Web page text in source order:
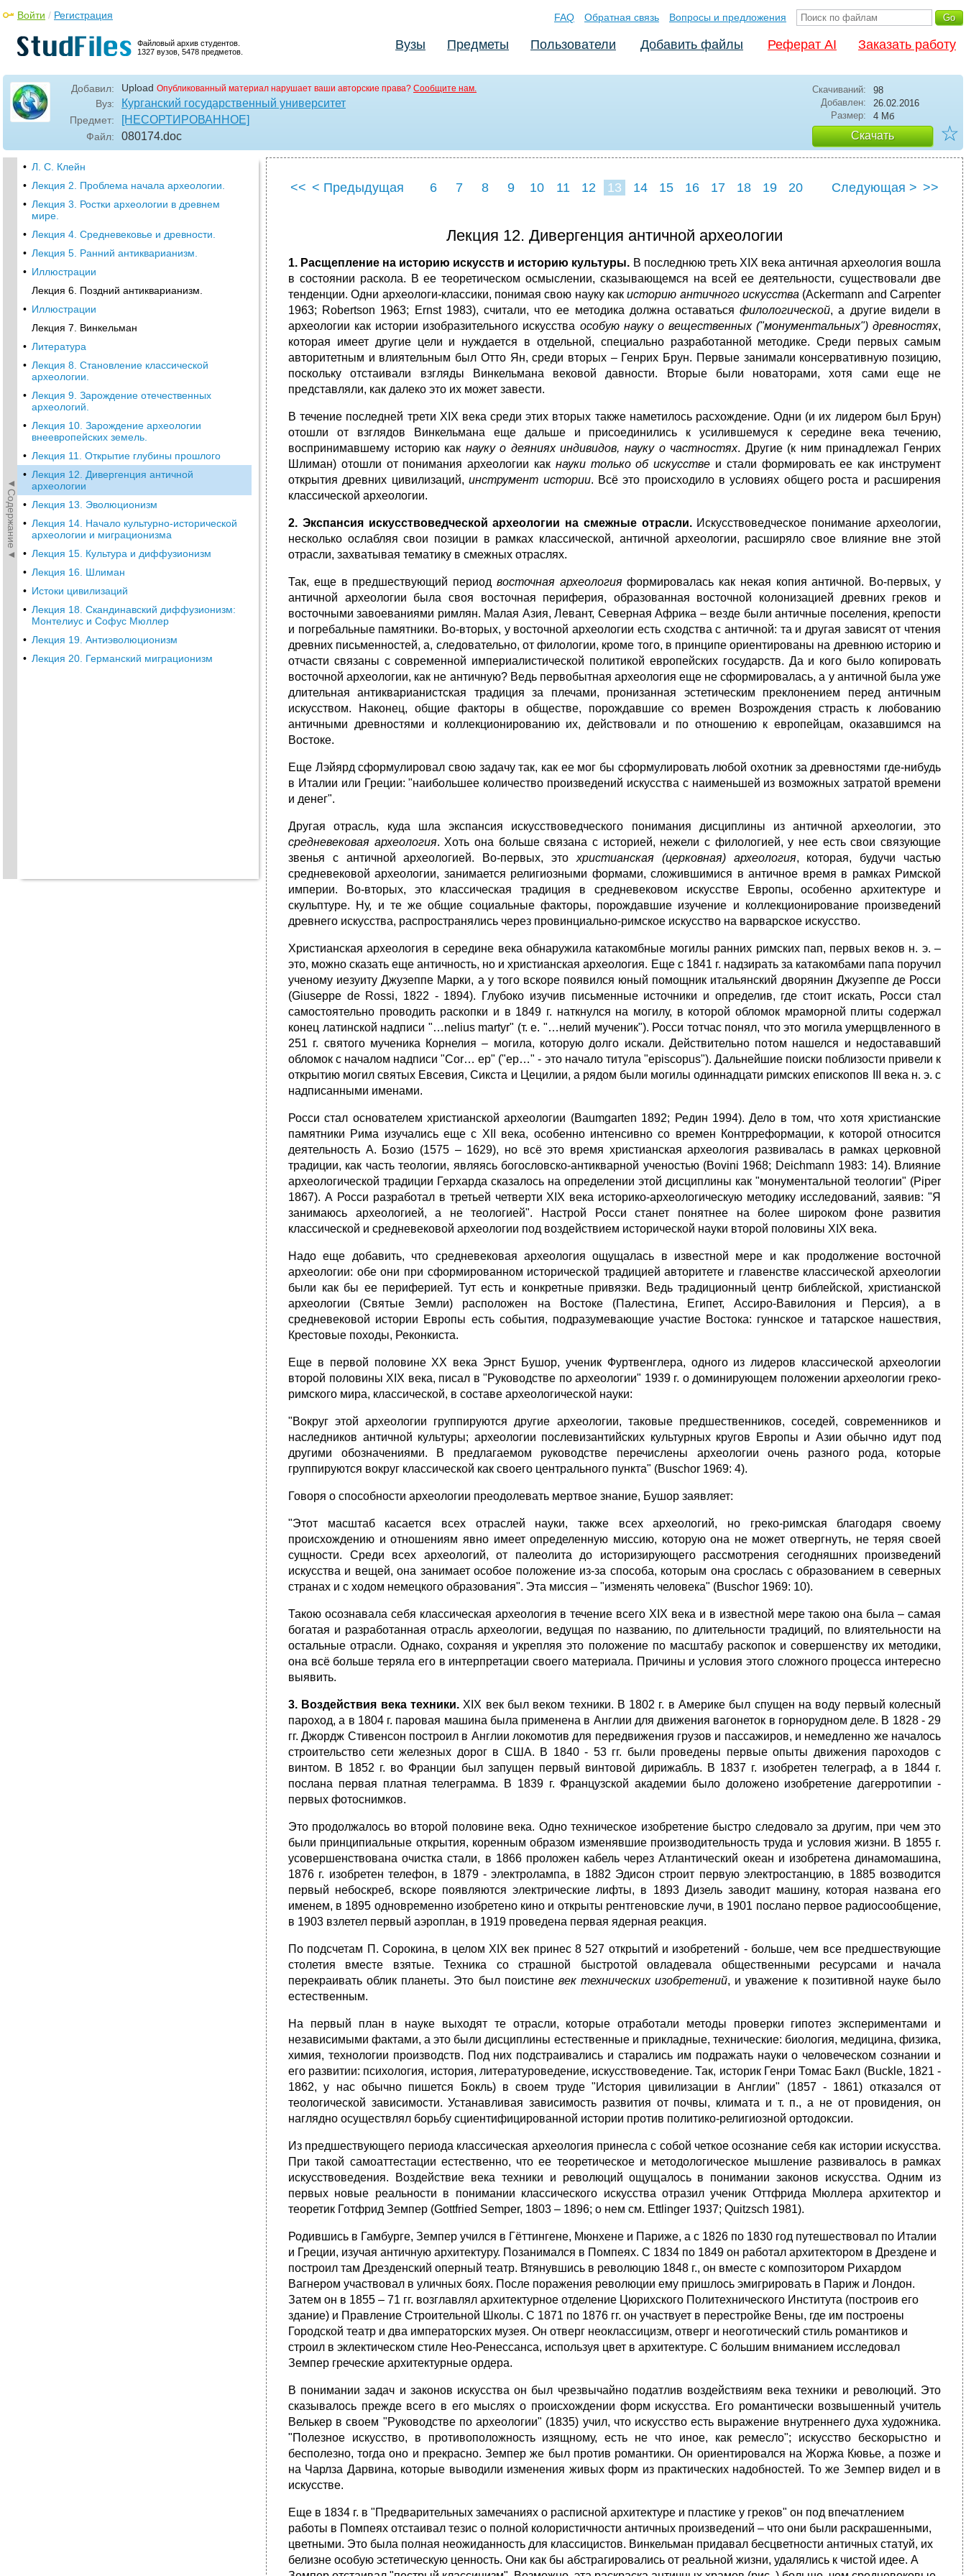
Файловый архив студентов.
1327 вузов, 5478 предметов.
Войти / Регистрация FAQ Обратная связь Вопросы и предложения
Вузы Предметы Пользователи Добавить файлы Реферат AI Заказать работу
Добавил: Upload Опубликованный материал нарушает ваши авторские права? Сообщите нам.
Вуз: Курганский государственный университет
Предмет: [НЕСОРТИРОВАННОЕ]
Файл: 080174.doc
Скачиваний:
98
Добавлен:
26.02.2016
Размер:
4 Мб
Скачать ☆
◄Содержание◄
• Л. С. Клейн
• Лекция 2. Проблема начала археологии.
• Лекция 3. Ростки археологии в древнем
мире.
• Лекция 4. Средневековье и древности.
• Лекция 5. Ранний антикварианизм.
• Иллюстрации
Лекция 6. Поздний антикварианизм.
• Иллюстрации
Лекция 7. Винкельман
• Литература
• Лекция 8. Становление классической
археологии.
• Лекция 9. Зарождение отечественных
археологий.
• Лекция 10. Зарождение археологии
внеевропейских земель.
• Лекция 11. Открытие глубины прошлого
• Лекция 12. Дивергенция античной
археологии
• Лекция 13. Эволюционизм
• Лекция 14. Начало культурно-исторической
археологии и миграционизма
• Лекция 15. Культура и диффузионизм
• Лекция 16. Шлиман
• Истоки цивилизаций
• Лекция 18. Скандинавский диффузионизм:
Монтелиус и Софус Мюллер
• Лекция 19. Антиэволюционизм
• Лекция 20. Германский миграционизм
<< < Предыдущая 6 7 8 9 10 11 12 13 14 15 16 17 18 19
20
Следующая > >>
Лекция 12. Дивергенция античной археологии
1. Расщепление на историю искусств и историю культуры. В последнюю треть XIX века античная археология вошла
в состоянии раскола. В ее теоретическом осмыслении, сказывающемся на всей ее деятельности, существовали две
тенденции. Одни археологи-классики, понимая свою науку какисторию античного искусства (Ackermann and Carpenter
1963; Robertson 1963; Ernst 1983), считали, что ее методика должна оставатьсяфилологической, а другие видели в
археологии как истории изобразительного искусства особую науку о вещественных ("монументальных") древностях,
которая имеет другие цели и нуждается в отдельной, специально разработанной методике. Среди первых самым
авторитетным и влиятельным был Отто Ян, среди вторых – Генрих Брун. Первые занимали консервативную позицию,
поскольку отстаивали взгляды Винкельмана вековой давности. Вторые были новаторами, хотя сами еще не
представляли, как далеко это их может завести.
В течение последней трети XIX века среди этих вторых также наметилось расхождение. Одни (и их лидером был Брун)
отошли от взглядов Винкельмана еще дальше и присоединились к усилившемуся к середине века течению,
воспринимавшему историю как науку о деяниях индивидов, науку о частностях. Другие (к ним принадлежал Генрих
Шлиман) отошли от понимания археологии как науки только об искусстве и стали формировать ее как инструмент
открытия древних цивилизаций,инструмент истории. Всё это происходило в условиях общего роста и расширения
классической археологии.
2. Экспансия искусствоведческой археологии на смежные отрасли. Искусствоведческое понимание археологии,
несколько ослабляя свои позиции в рамках классической, античной археологии, расширяло свое влияние вне этой
отрасли, захватывая тематику в смежных отраслях.
Так, еще в предшествующий период восточная археологияформировалась как некая копия античной. Во-первых, у
античной археологии была своя восточная периферия, образованная восточной колонизацией древних греков и
восточными завоеваниями римлян. Малая Азия, Левант, Северная Африка – везде были античные поселения, крепости
и погребальные памятники. Во-вторых, у восточной археологии есть сходства с античной: та и другая зависят от чтения
древних письменностей, а, следовательно, от филологии, кроме того, в принципе ориентированы на древнюю историю и
отчасти связаны с современной империалистической политикой европейских государств. Да и кого было копировать
восточной археологии, как не античную? Ведь первобытная археология еще не сформировалась, а у античной была уже
длительная антикварианистская традиция за плечами, пронизанная эстетическим преклонением перед античным
искусством. Наконец, общие факторы в обществе, порождавшие со времен Возрождения страсть к любованию
античными древностями и коллекционированию их, действовали и по отношению к европейцам, оказавшимся на
Востоке.
Еще Лэйярд сформулировал свою задачу так, как ее мог бы сформулировать любой охотник за древностями где-нибудь
в Италии или Греции: "наибольшее количество произведений искусства с наименьшей из возможных затратой времени
и денег".
Другая отрасль, куда шла экспансия искусствоведческого понимания дисциплины из античной археологии, это
средневековая археология. Хоть она больше связана с историей, нежели с филологией, у нее есть свои связующие
звенья с античной археологией. Во-первых, это христианская (церковная) археология, которая, будучи частью
средневековой археологии, занимается религиозными формами, сложившимися в античное время в рамках Римской
империи. Во-вторых, это классическая традиция в средневековом искусстве Европы, особенно архитектуре и
скульптуре. Ну, и те же общие социальные факторы, порождавшие изучение и коллекционирование произведений
древнего искусства, распространялись через провинциально-римское искусство на варварское искусство.
Христианская археология в середине века обнаружила катакомбные могилы ранних римских пап, первых веков н. э. –
это, можно сказать еще античность, но и христианская археология. Еще с 1841 г. надзирать за катакомбами папа поручил
ученому иезуиту Джузеппе Марки, а у того вскоре появился юный помощник итальянский дворянин Джузеппе де Росси
(Giuseppe de Rossi, 1822 - 1894). Глубоко изучив письменные источники и определив, где стоит искать, Росси стал
самостоятельно проводить раскопки и в 1849 г. наткнулся на могилу, в которой обломок мраморной плиты содержал
конец латинской надписи "…nelius martyr" (т. е. "…нелий мученик"). Росси тотчас понял, что это могила умерщвленного в
251 г. святого мученика Корнелия – могила, которую долго искали. Действительно потом нашелся и недостававший
обломок с началом надписи "Cor… ep" ("ep…" - это начало титула "episcopus"). Дальнейшие поиски поблизости привели к
открытию могил святых Евсевия, Сикста и Цецилии, а рядом были могилы одиннадцати римских епископов III века н. э. с
надписанными именами.
Росси стал основателем христианской археологии (Baumgarten 1892; Редин 1994). Дело в том, что хотя христианские
памятники Рима изучались еще с XII века, особенно интенсивно со времен Контрреформации, к которой относится
деятельность А. Бозио (1575 – 1629), но всё это время христианская археология развивалась в рамках церковной
традиции, как часть теологии, являясь богословско-антикварной ученостью (Bovini 1968; Deichmann 1983: 14). Влияние
археологической традиции Герхарда сказалось на определении этой дисциплины как "монументальной теологии" (Piper
1867). А Росси разработал в третьей четверти XIX века историко-археологическую методику исследований, заявив: "Я
занимаюсь археологией, а не теологией". Настрой Росси станет понятнее на более широком фоне развития
классической и средневековой археологии под воздействием исторической науки второй половины XIX века.
Надо еще добавить, что средневековая археология ощущалась в известной мере и как продолжение восточной
археологии: обе они при сформированном исторической традицией авторитете и главенстве классической археологии
были как бы ее периферией. Тут есть и конкретные привязки. Ведь традиционный центр библейской, христианской
археологии (Святые Земли) расположен на Востоке (Палестина, Египет, Ассиро-Вавилония и Персия), а в
средневековой истории Европы есть события, подразумевающие участие Востока: гуннское и татарское нашествия,
Крестовые походы, Реконкиста.
Еще в первой половине ХХ века Эрнст Бушор, ученик Фуртвенглера, одного из лидеров классической археологии
второй половины XIX века, писал в "Руководстве по археологии" 1939 г. о доминирующем положении археологии греко-
римского мира, классической, в составе археологической науки:
"Вокруг этой археологии группируются другие археологии, таковые предшественников, соседей, современников и
наследников античной культуры; археологии послевизантийских культурных кругов Европы и Азии обычно идут под
другими обозначениями. В предлагаемом руководстве перечислены археологии очень разного рода, которые
группируются вокруг классической как своего центрального пункта" (Buschor 1969: 4).
Говоря о способности археологии преодолевать мертвое знание, Бушор заявляет:
"Этот масштаб касается всех отраслей науки, также всех археологий, но греко-римская благодаря своему
происхождению и отношениям явно имеет определенную миссию, которую она не может отвергнуть, не теряя своей
сущности. Среди всех археологий, от палеолита до историзирующего рассмотрения сегодняшних произведений
искусства и вещей, она занимает особое положение из-за способа, которым она срослась с образованием в северных
странах и с ходом немецкого образования". Эта миссия – "изменять человека" (Buschor 1969: 10).
Такою осознавала себя классическая археология в течение всего XIX века и в известной мере такою она была – самая
богатая и разработанная отрасль археологии, ведущая по названию, по длительности традиций, по влиятельности на
остальные отрасли. Однако, сохраняя и укрепляя это положение по масштабу раскопок и совершенству их методики,
она всё больше теряла его в интерпретации своего материала. Причины и условия этого сложного процесса интересно
выявить.
3. Воздействия века техники. XIX век был веком техники. В 1802 г. в Америке был спущен на воду первый колесный
пароход, а в 1804 г. паровая машина была применена в Англии для движения вагонеток в горнорудном деле. В 1828 - 29
гг. Джордж Стивенсон построил в Англии локомотив для передвижения грузов и пассажиров, и немедленно же началось
строительство сети железных дорог в США. В 1840 - 53 гг. были проведены первые опыты движения пароходов с
винтом. В 1852 г. во Франции был запущен первый винтовой дирижабль. В 1837 г. изобретен телеграф, а в 1844 г.
послана первая платная телеграмма. В 1839 г. Французской академии было доложено изобретение дагерротипии -
первых фотоснимков.
Это продолжалось во второй половине века. Одно техническое изобретение быстро следовало за другим, при чем это
были принципиальные открытия, коренным образом изменявшие производительность труда и условия жизни. В 1855 г.
усовершенствована очистка стали, в 1866 проложен кабель через Атлантический океан и изобретена динамомашина,
1876 г. изобретен телефон, в 1879 - электролампа, в 1882 Эдисон строит первую электростанцию, в 1885 возводится
первый небоскреб, вскоре появляются электрические лифты, в 1893 Дизель заводит машину, которая названа его
именем, в 1895 одновременно изобретено кино и открыты рентгеновские лучи, в 1901 послано первое радиосообщение,
в 1903 взлетел первый аэроплан, в 1919 проведена первая ядерная реакция.
По подсчетам П. Сорокина, в целом XIX век принес 8 527 открытий и изобретений - больше, чем все предшествующие
столетия вместе взятые. Техника со страшной быстротой овладевала общественными ресурсами и начала
перекраивать облик планеты. Это был поистине век технических изобретений, и уважение к позитивной науке было
естественным.
На первый план в науке выходят те отрасли, которые отработали методы проверки гипотез экспериментами и
независимыми фактами, а это были дисциплины естественные и прикладные, технические: биология, медицина, физика,
химия, технологии производств. Под них подстраивались и старались им подражать науки о человеческом сознании и
его развитии: психология, история, литературоведение, искусствоведение. Так, историк Генри Томас Бакл (Buckle, 1821 -
1862, у нас обычно пишется Бокль) в своем труде "История цивилизации в Англии" (1857 - 1861) отказался от
теологической зависимости. Устанавливая зависимость развития от почвы, климата и т. п., а не от провидения, он
наглядно осуществлял борьбу сциентифицированной истории против политико-религиозной ортодоксии.
Из предшествующего периода классическая археология принесла с собой четкое осознание себя как истории искусства.
При такой самоаттестации естественно, что ее теоретическое и методологическое мышление развивалось в рамках
искусствоведения. Воздействие века техники и революций ощущалось в понимании законов искусства. Одним из
первых новые реальности в понимании классического искусства отразил ученик Оттфрида Мюллера архитектор и
теоретик Готфрид Земпер (Gottfried Semper, 1803 – 1896; о нем см. Ettlinger 1937; Quitzsch 1981).
Родившись в Гамбурге, Земпер учился в Гёттингене, Мюнхене и Париже, а с 1826 по 1830 год путешествовал по Италии
и Греции, изучая античную архитектуру. Позанимался в Помпеях. С 1834 по 1849 он работал архитектором в Дрездене и
построил там Дрезденский оперный театр. Втянувшись в революцию 1848 г., он вместе с композитором Рихардом
Вагнером участвовал в уличных боях. После поражения революции ему пришлось эмигрировать в Париж и Лондон.
Затем он в 1855 – 71 гг. возглавлял архитектурное отделение Цюрихского Политехнического Института (построив его
здание) и Правление Строительной Школы. С 1871 по 1876 гг. он участвует в перестройке Вены, где им построены
Городской театр и два императорских музея. Он отверг неоклассицизм, отверг и неоготический стиль романтиков и
строил в эклектическом стиле Нео-Ренессанса, используя цвет в архитектуре. С большим вниманием исследовал
Земпер греческие архитектурные ордера.
В понимании задач и законов искусства он был чрезвычайно податлив воздействиям века техники и революций. Это
сказывалось прежде всего в его мыслях о происхождении форм искусства. Его романтически возвышенный учитель
Велькер в своем "Руководстве по археологии" (1835) учил, что искусство есть выражение внутреннего духа художника.
"Полезное искусство, в противоположность изящному, есть не что иное, как ремесло"; искусство бескорыстно и
бесполезно, тогда оно и прекрасно. Земпер же был против романтики. Он ориентировался на Жоржа Кювье, а позже и
на Чарлза Дарвина, которые выводили изменения живых форм из практических надобностей. То же Земпер видел и в
искусстве.
Еще в 1834 г. в "Предварительных замечаниях о расписной архитектуре и пластике у греков" он под впечатлением
работы в Помпеях отстаивал тезис о полной колористичности античных произведений – что они были раскрашенными,
цветными. Это была полная неожиданность для классицистов. Винкельман придавал бесцветности античных статуй, их
белизне особую эстетическую ценность. Они как бы абстрагировались от реальной жизни, удалялись к чистой идее. А